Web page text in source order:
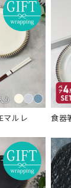
マルレ 食器